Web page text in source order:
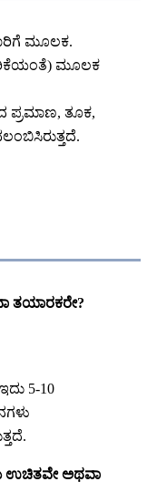
ಮೂಲಕ.
ಮೂಲಕ
ಪ್ರಮಾಣ, ತೂಕ,
ತಯಾರಕರೇ?
5-10
ಉಚಿತವೇ ಅಥವಾ